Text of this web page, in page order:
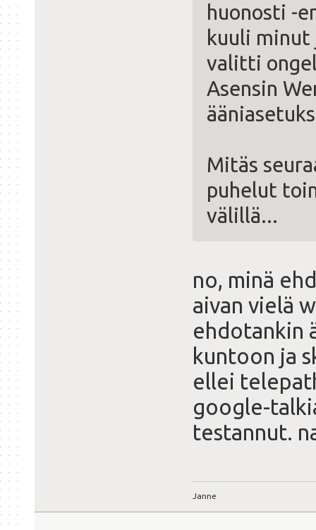
huonosti -
kuuli
valitti
Asensin
Mitäs
puhelut
välillä...
no, minä
aivan vielä
ehdotankin
kuntoon ja
ellei
google-
testannut.
Janne